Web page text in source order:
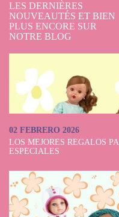
LES DERNIÈRES
NOUVEAUTÉS ET BIEN
PLUS ENCORE SUR
NOTRE BLOG
02 FEBRERO 2026
LOS MEJORES REGALOS
ESPECIALES